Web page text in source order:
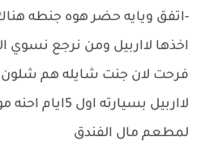
-اتفق ويايه حضر هوه جنطه
اخذها لااربيل ومن نرجع نسوي
فرحت لان جنت شايله هم شلون
لااربيل بسيارته
لمطعم مال الفندق